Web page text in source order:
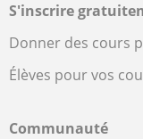
S'inscrire
Donner des cours
Élèves pour vos
Communauté